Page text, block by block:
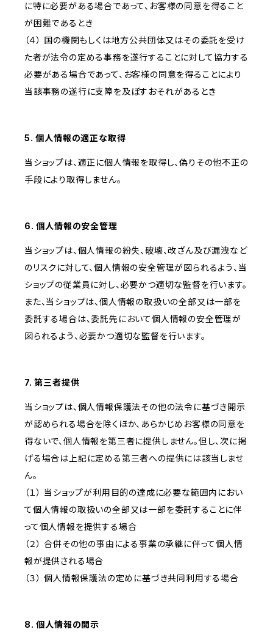
に特に必要がある場合であって、お客様の同意を得ること
が困難であるとき
（４） 国の機関もしくは地方公共団体又はその委託を受け
た者が法令の定める事務を遂行することに対して協力する
必要がある場合であって、お客様の同意を得ることにより
当該事務の遂行に支障を及ぼすおそれがあるとき
5. 個人情報の適正な取得
当ショップは、適正に個人情報を取得し、偽りその他不正の
手段により取得しません。
6. 個人情報の安全管理
当ショップは、個人情報の紛失、破壊、改ざん及び漏洩など
のリスクに対して、個人情報の安全管理が図られるよう、当
ショップの従業員に対し、必要かつ適切な監督を行います。
また、当ショップは、個人情報の取扱いの全部又は一部を
委託する場合は、委託先において個人情報の安全管理が
図られるよう、必要かつ適切な監督を行います。
7. 第三者提供
当ショップは、個人情報保護法その他の法令に基づき開示
が認められる場合を除くほか、あらかじめお客様の同意を
得ないで、個人情報を第三者に提供しません。但し、次に掲
げる場合は上記に定める第三者への提供には該当しませ
ん。
（１） 当ショップが利用目的の達成に必要な範囲内におい
て個人情報の取扱いの全部又は一部を委託することに伴
って個人情報を提供する場合
（２） 合併その他の事由による事業の承継に伴って個人情
報が提供される場合
（３） 個人情報保護法の定めに基づき共同利用する場合
8. 個人情報の開示